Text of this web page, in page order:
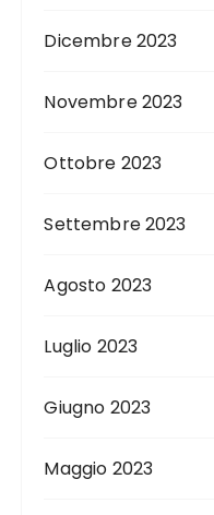
Dicembre 2023
Novembre 2023
Ottobre 2023
Settembre 2023
Agosto 2023
Luglio 2023
Giugno 2023
Maggio 2023